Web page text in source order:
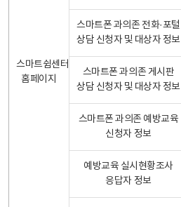
스마트쉼센터
홈페이지
스마트폰 과의존 전화·포털
상담 신청자 및 대상자 정보
스마트폰 과의존 게시판
상담 신청자 및 대상자 정보
스마트폰 과의존 예방교육
신청자 정보
예방교육 실시현황조사
응답자 정보